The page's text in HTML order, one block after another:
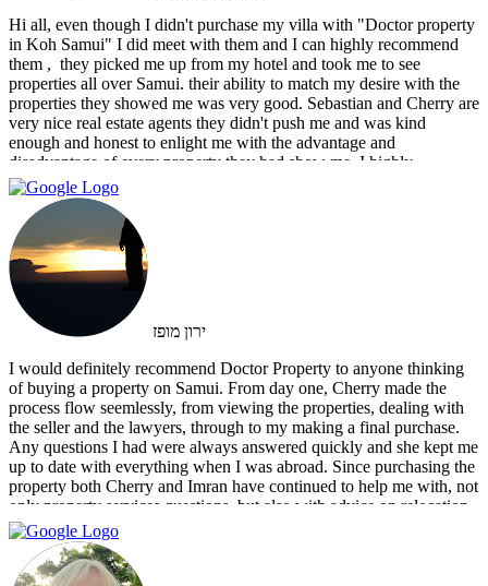
Hi all, even though I didn't purchase my villa with "Doctor property
in Koh Samui" I did meet with them and I can highly recommend
them , ‏ they picked me up from my hotel and took me to see
properties all over Samui. their ability to match my desire with the
properties they showed me was very good. Sebastian and Cherry are
very nice real estate agents they didn't push me and was kind
enough and honest to enlight me with the advantage and
disadvantage of every property they had show me. I highly
recommend them and I hope that we can do business in the future
ירון מופז
I would definitely recommend Doctor Property to anyone thinking
of buying a property on Samui. From day one, Cherry made the
process flow seemlessly, from viewing the properties, dealing with
the seller and the lawyers, through to my making a final purchase.
Any questions I had were always answered quickly and she kept me
up to date with everything when I was abroad. Since purchasing the
property both Cherry and Imran have continued to help me with, not
only property services questions, but also with advice on relocation
information. You always feel welcome and they'll always make time
for you.